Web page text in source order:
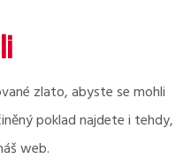
zlato, abyste se mohli
poklad najdete i tehdy,
web.